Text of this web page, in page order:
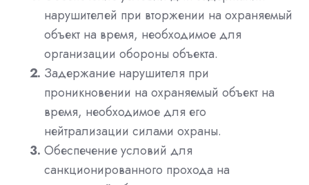
нарушителей при вторжении на охраняемый
объект на время, необходимое для
организации обороны объекта.
Задержание нарушителя при
проникновении на охраняемый объект на
время, необходимое для его
нейтрализации силами охраны.
Обеспечение условий для
санкционированного прохода на